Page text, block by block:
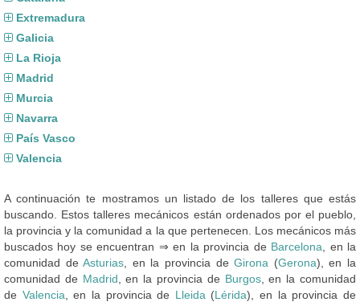
Extremadura
Galicia
La Rioja
Madrid
Murcia
Navarra
País Vasco
Valencia
A continuación te mostramos un listado de los talleres que estás
buscando. Estos talleres mecánicos están ordenados por el pueblo,
la provincia y la comunidad a la que pertenecen. Los mecánicos más
buscados hoy se encuentran ⇒ en la provincia de Barcelona , en la
comunidad deAsturias , en la provincia deGirona (Gerona), en la
comunidad de Madrid , en la provincia de Burgos, en la comunidad
de Valencia , en la provincia de Lleida (Lérida), en la provincia de